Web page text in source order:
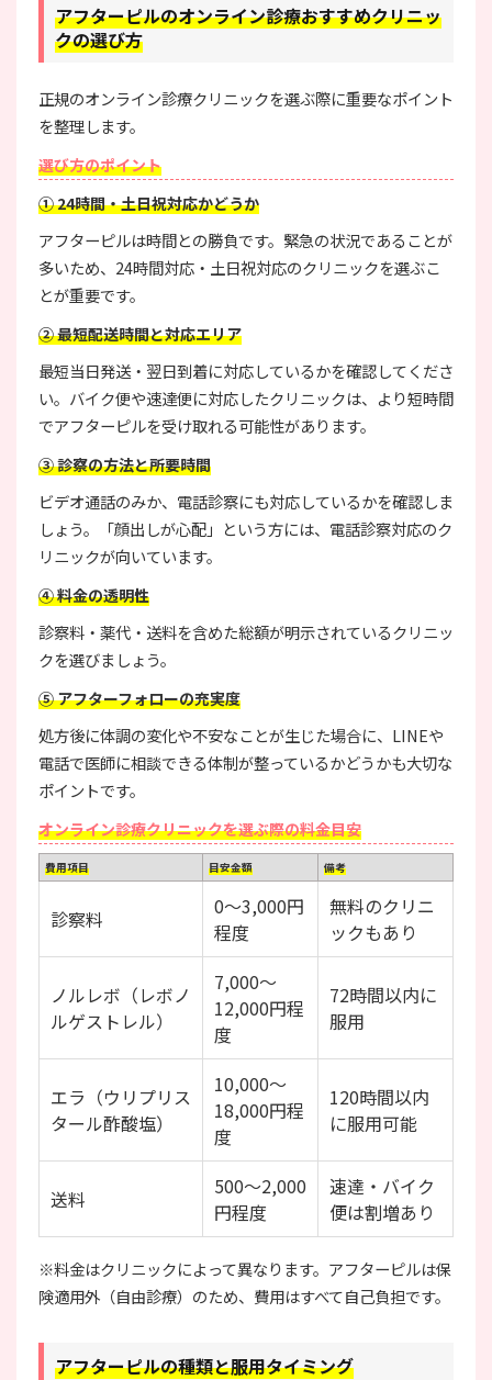
アフターピルのオンライン診療おすすめクリニッ
クの選び方
正規のオンライン診療クリニックを選ぶ際に重要なポイント
を整理します。
選び方のポイント
① 24時間・土日祝対応かどうか
アフターピルは時間との勝負です。緊急の状況であることが
多いため、24時間対応・土日祝対応のクリニックを選ぶこ
とが重要です。
② 最短配送時間と対応エリア
最短当日発送・翌日到着に対応しているかを確認してくださ
い。バイク便や速達便に対応したクリニックは、より短時間
でアフターピルを受け取れる可能性があります。
③ 診察の方法と所要時間
ビデオ通話のみか、電話診察にも対応しているかを確認しま
しょう。「顔出しが心配」という方には、電話診察対応のク
リニックが向いています。
④ 料金の透明性
診察料・薬代・送料を含めた総額が明示されているクリニッ
クを選びましょう。
⑤ アフターフォローの充実度
処方後に体調の変化や不安なことが生じた場合に、LINEや
電話で医師に相談できる体制が整っているかどうかも大切な
ポイントです。
オンライン診療クリニックを選ぶ際の料金目安
費用項目 目安金額 備考
診察料
0〜3,000円
程度
無料のクリニ
ックもあり
ノルレボ（レボノ
ルゲストレル）
7,000〜
12,000円程
度
72時間以内に
服用
エラ（ウリプリス
タール酢酸塩）
10,000〜
18,000円程
度
120時間以内
に服用可能
送料
500〜2,000
円程度
速達・バイク
便は割増あり
※料金はクリニックによって異なります。アフターピルは保
険適用外（自由診療）のため、費用はすべて自己負担です。
アフターピルの種類と服用タイミング